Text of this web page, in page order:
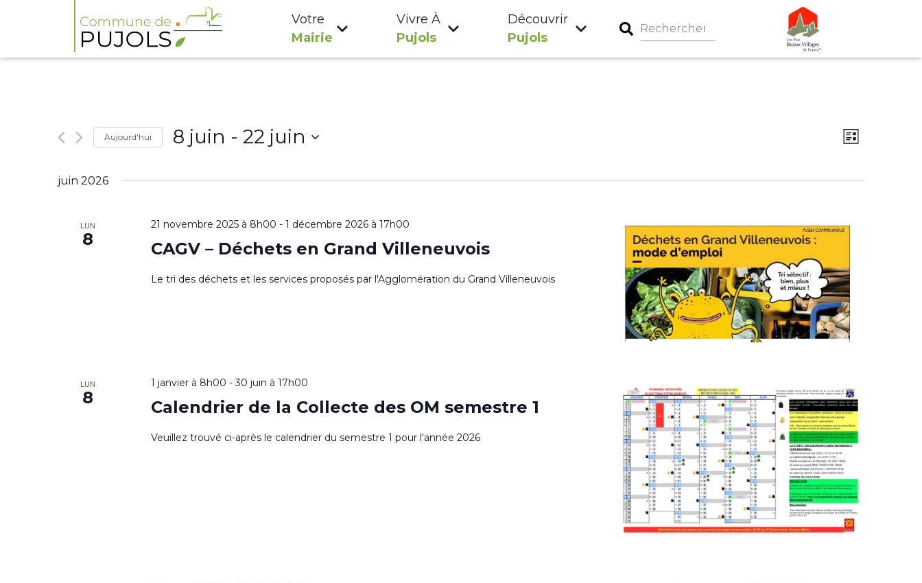
Votre
Mairie
Vivre À
Pujols
Découvrir
Pujols
Navigation
par
de
Liste
Aujourd'hui 8 juin - 22 juin
une
juin 2026
LUN
8
21 novembre 2025 à 8h00 - 1 décembre 2026 à 17h00
CAGV – Déchets en Grand Villeneuvois
Le tri des déchets et les services proposés par l'Agglomération du Grand Villeneuvois
LUN
8
1 janvier à 8h00 -30 juin à 17h00
Calendrier de la Collecte des OM semestre 1
Veuillez trouvé ci-après le calendrier du semestre 1 pour l'année 2026